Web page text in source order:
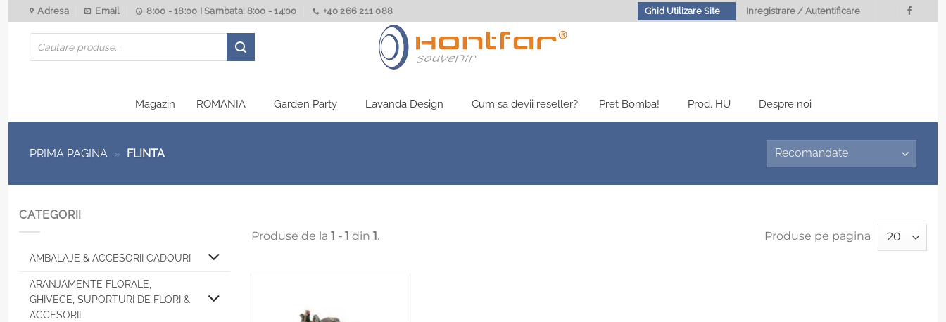
to
content
Adresa Email 8:00 - 18:00 I Sambata: 8:00 - 14:00 +40 266 211 088 Ghid Utilizare Site Inregistrare / Autentificare
Products
search
Magazin ROMANIA Garden Party Lavanda Design Cum sa devii reseller? Pret Bomba! Prod. HU Despre noi
PRIMA PAGINA » FLINTA
CATEGORII
AMBALAJE & ACCESORII CADOURI
ARANJAMENTE FLORALE,
GHIVECE, SUPORTURI DE FLORI &
ACCESORII
Produse de la 1 - 1 din 1. Produse pe pagina